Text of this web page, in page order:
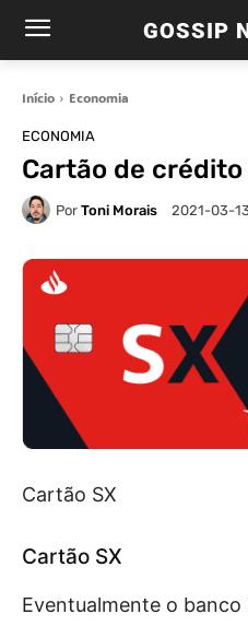
GOSSIP
Início Economia
ECONOMIA
Cartão de
Por Toni Morais 2021-03-
Cartão SX
Cartão SX
Eventualmente o